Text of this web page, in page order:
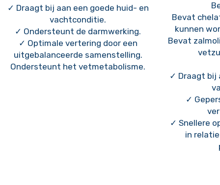
✓ Draagt bij aan een goede huid- en
vachtconditie.
✓ Ondersteunt de darmwerking.
✓ Optimale vertering door een
uitgebalanceerde samenstelling.
Ondersteunt het vetmetabolisme.
Bevat
kunnen
Bevat
✓ Draagt bij
✓
✓ Snellere
in